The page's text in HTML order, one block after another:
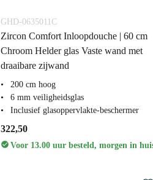
GHD-0635011C
Zircon Comfort Inloopdouche | 60 cm
Chroom Helder glas Vaste wand met
draaibare zijwand
200 cm hoog
6 mm veiligheidsglas
Inclusief glasoppervlakte-beschermer
322,50
Voor 13.00 uur besteld, morgen in